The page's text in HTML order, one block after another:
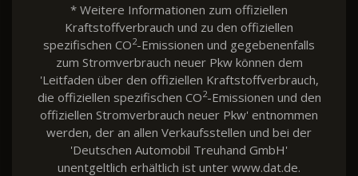
* Weitere Informationen zum offiziellen
Kraftstoffverbrauch und zu den offiziellen
spezifischen CO2-Emissionen und gegebenenfalls
zum Stromverbrauch neuer Pkw können dem
'Leitfaden über den offiziellen Kraftstoffverbrauch,
die offiziellen spezifischen CO2-Emissionen und den
offiziellen Stromverbrauch neuer Pkw' entnommen
werden, der an allen Verkaufsstellen und bei der
'Deutschen Automobil Treuhand GmbH'
unentgeltlich erhältlich ist unter www.dat.de.